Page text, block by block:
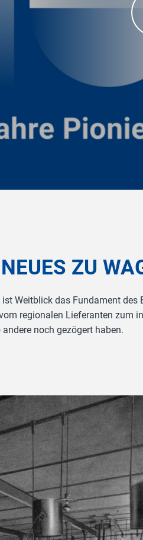
ZU
Weitblick das Fundament des
regionalen Lieferanten zum
noch gezögert haben.